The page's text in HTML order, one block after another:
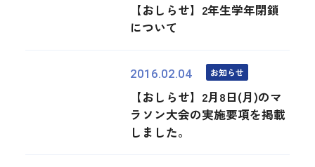
【おしらせ】2年生学年閉鎖
について
2016.02.04 お知らせ
【おしらせ】2月8日(月)のマ
ラソン大会の実施要項を掲載
しました。